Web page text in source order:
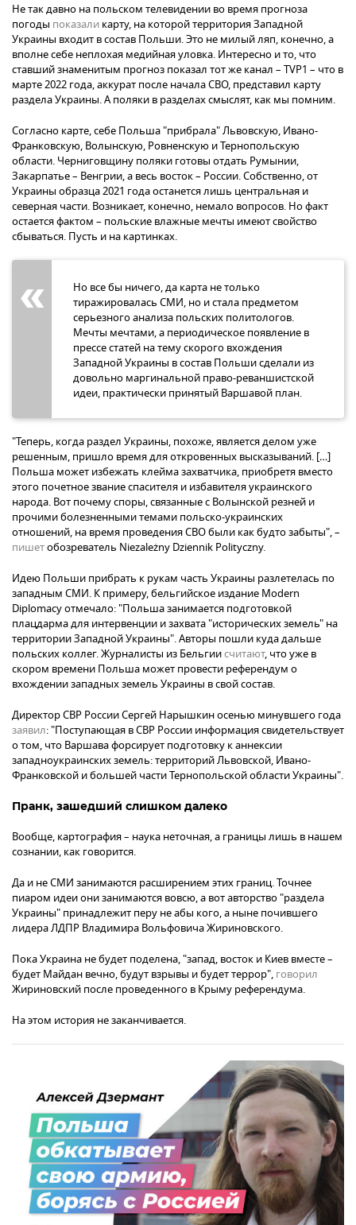
Не так давно на польском телевидении во время прогноза
погоды показали карту, на которой территория Западной
Украины входит в состав Польши. Это не милый ляп, конечно, а
вполне себе неплохая медийная уловка. Интересно и то, что
ставший знаменитым прогноз показал тот же канал – TVP1 – что в
марте 2022 года, аккурат после начала СВО, представил карту
раздела Украины. А поляки в разделах смыслят, как мы помним.
Согласно карте, себе Польша "прибрала" Львовскую, Ивано-
Франковскую, Волынскую, Ровненскую и Тернопольскую
области. Черниговщину поляки готовы отдать Румынии,
Закарпатье – Венгрии, а весь восток – России. Собственно, от
Украины образца 2021 года останется лишь центральная и
северная части. Возникает, конечно, немало вопросов. Но факт
остается фактом – польские влажные мечты имеют свойство
сбываться. Пусть и на картинках.
Но все бы ничего, да карта не только
тиражировалась СМИ, но и стала предметом
серьезного анализа польских политологов.
Мечты мечтами, а периодическое появление в
прессе статей на тему скорого вхождения
Западной Украины в состав Польши сделали из
довольно маргинальной право-реваншистской
идеи, практически принятый Варшавой план.
"Теперь, когда раздел Украины, похоже, является делом уже
решенным, пришло время для откровенных высказываний. […]
Польша может избежать клейма захватчика, приобретя вместо
этого почетное звание спасителя и избавителя украинского
народа. Вот почему споры, связанные с Волынской резней и
прочими болезненными темами польско-украинских
отношений, на время проведения СВО были как будто забыты", –
пишетобозреватель Niezależny Dziennik Polityczny.
Идею Польши прибрать к рукам часть Украины разлетелась по
западным СМИ. К примеру, бельгийское издание Modern
Diplomacy отмечало: "Польша занимается подготовкой
плацдарма для интервенции и захвата "исторических земель" на
территории Западной Украины". Авторы пошли куда дальше
польских коллег. Журналисты из Бельгиисчитают, что уже в
скором времени Польша может провести референдум о
вхождении западных земель Украины в свой состав.
Директор СВР России Сергей Нарышкин осенью минувшего года
заявил: "Поступающая в СВР России информация свидетельствует
о том, что Варшава форсирует подготовку к аннексии
западноукраинских земель: территорий Львовской, Ивано-
Франковской и большей части Тернопольской области Украины".
Пранк, зашедший слишком далеко
Вообще, картография – наука неточная, а границы лишь в нашем
сознании, как говорится.
Да и не СМИ занимаются расширением этих границ. Точнее
пиаром идеи они занимаются вовсю, а вот авторство "раздела
Украины" принадлежит перу не абы кого, а ныне почившего
лидера ЛДПР Владимира Вольфовича Жириновского.
Пока Украина не будет поделена, "запад, восток и Киев вместе –
будет Майдан вечно, будут взрывы и будет террор", говорил
Жириновский после проведенного в Крыму референдума.
На этом история не заканчивается.